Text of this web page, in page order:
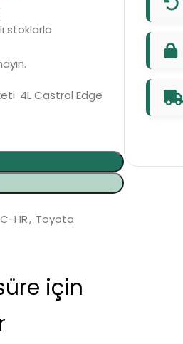
stoklarla
4L Castrol Edge
C-HR, Toyota
için